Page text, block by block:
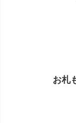
お札